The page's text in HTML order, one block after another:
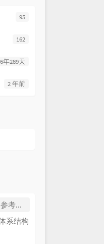
95
162
6年289天
2 年前
考点一：OSI七层参考模型
系结构